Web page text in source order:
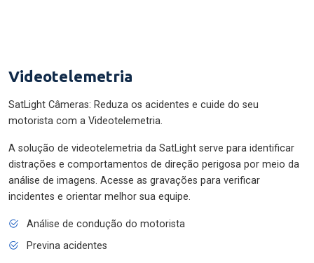
Videotelemetria
SatLight Câmeras: Reduza os acidentes e cuide do seu
motorista com a Videotelemetria.
A solução de videotelemetria da SatLight serve para identificar
distrações e comportamentos de direção perigosa por meio da
análise de imagens. Acesse as gravações para verificar
incidentes e orientar melhor sua equipe.
Análise de condução do motorista
Previna acidentes